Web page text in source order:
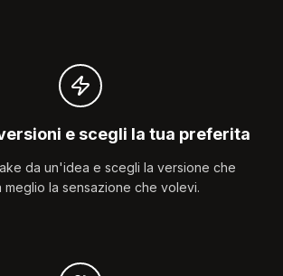
e scegli la tua preferita
da un'idea e scegli la versione che
meglio la sensazione che volevi.